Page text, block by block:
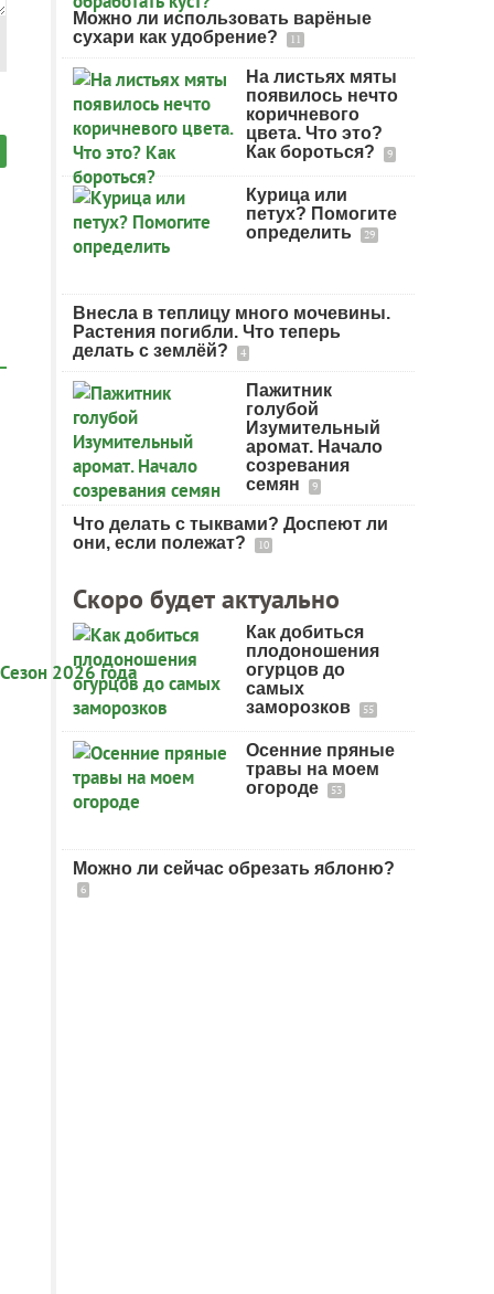
Можно ли использовать варёные
сухари как удобрение?
11
На листьях мяты
появилось нечто
коричневого
цвета. Что это?
Как бороться?
9
Курица или
петух? Помогите
определить
29
Внесла в теплицу много мочевины.
Растения погибли. Что теперь
делать с землёй?
4
Пажитник
голубой
Изумительный
аромат. Начало
созревания
семян
9
Что делать с тыквами? Доспеют ли
они, если полежат?
10
Скоро будет актуально
Как добиться
плодоношения
огурцов до
самых
заморозков
55
Осенние пряные
травы на моем
огороде
53
Можно ли сейчас обрезать яблоню?
6